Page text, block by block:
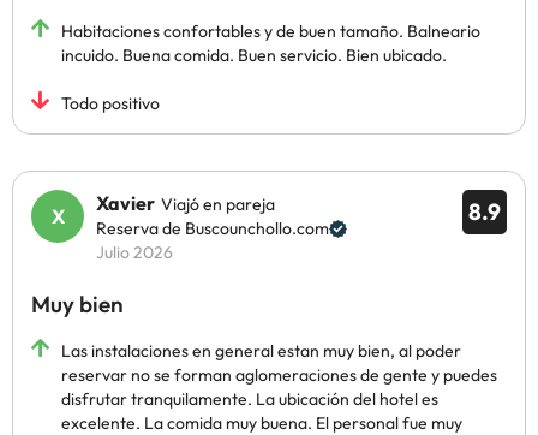
Habitaciones confortables y de buen tamaño. Balneario
incuido. Buena comida. Buen servicio. Bien ubicado.
Todo positivo
8.9
Xavier Viajó en pareja
Reserva de Buscounchollo.com
Julio 2026
Muy bien
Las instalaciones en general estan muy bien, al poder
reservar no se forman aglomeraciones de gente y puedes
disfrutar tranquilamente. La ubicación del hotel es
excelente. La comida muy buena. El personal fue muy